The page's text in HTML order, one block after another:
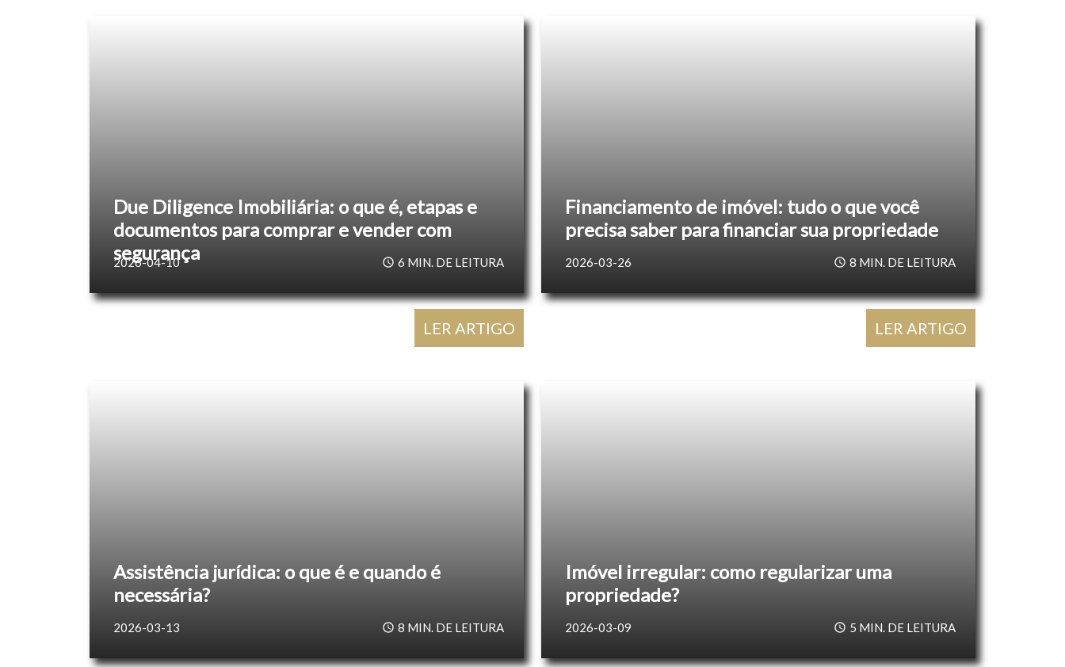
Due Diligence Imobiliária: o que é, etapas e
documentos para comprar e vender com
segurança
2026-04-10 6 MIN. DE LEITURA
LER ARTIGO
Financiamento de imóvel: tudo o que você
precisa saber para financiar sua propriedade
2026-03-26 8 MIN. DE LEITURA
LER ARTIGO
Assistência jurídica: o que é e quando é
necessária?
2026-03-13 8 MIN. DE LEITURA
Imóvel irregular: como regularizar uma
propriedade?
2026-03-09 5 MIN. DE LEITURA